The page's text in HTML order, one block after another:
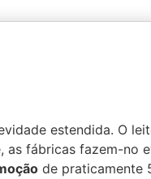
estendida. O
fábricas fazem-no
de praticamente